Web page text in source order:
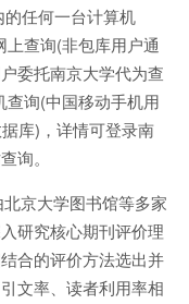
的任何一台计算机
上查询(非包库用户通
委托南京大学代为查
询(中国移动手机用
库)，详情可登录南
询。
京大学图书馆等多家
研究核心期刊评价理
合的评价方法选出并
文率、读者利用率相